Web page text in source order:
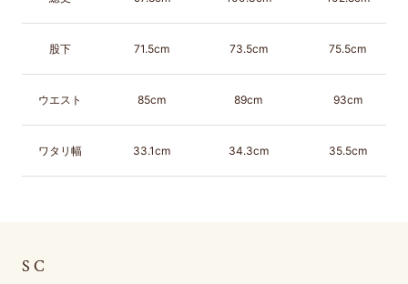
股下 71.5cm 73.5cm 75.5cm
ウエスト 85cm 89cm 93cm
ワタリ幅 33.1cm 34.3cm 35.5cm
SC